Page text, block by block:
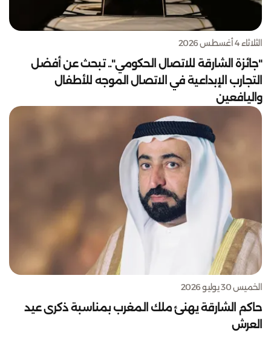
الثلاثاء 4 أغسطس 2026
"جائزة الشارقة للاتصال الحكومي".. تبحث عن أفضل
التجارب الإبداعية في الاتصال الموجه للأطفال
واليافعين
الخميس 30 يوليو 2026
حاكم الشارقة يهنئ ملك المغرب بمناسبة ذكرى عيد
العرش